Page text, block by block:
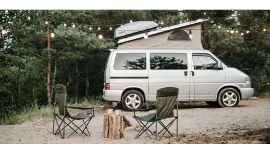
detrás
del
Equipamiento
Hostelero
Duradero